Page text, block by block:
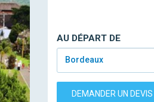
AU DÉPART DE
Bordeaux
DEMANDER UN DEVIS